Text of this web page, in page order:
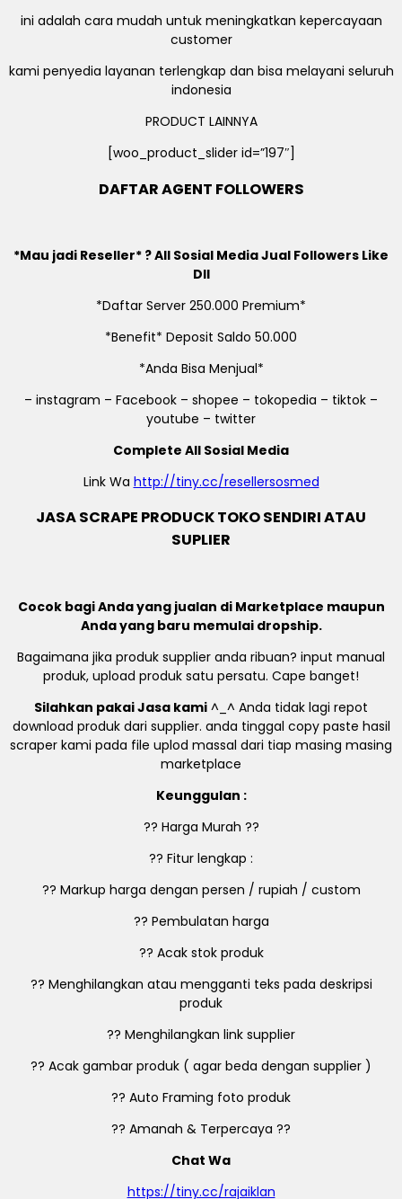
ini adalah cara mudah untuk meningkatkan kepercayaan
customer
kami penyedia layanan terlengkap dan bisa melayani seluruh
indonesia
PRODUCT LAINNYA
[woo_product_slider id=”197″]
DAFTAR AGENT FOLLOWERS
*Mau jadi Reseller* ? All Sosial Media Jual Followers Like
Dll
*Daftar Server 250.000 Premium*
*Benefit* Deposit Saldo 50.000
*Anda Bisa Menjual*
– instagram – Facebook – shopee – tokopedia – tiktok –
youtube – twitter
Complete All Sosial Media
Link Wa http://tiny.cc/resellersosmed
JASA SCRAPE PRODUCK TOKO SENDIRI ATAU
SUPLIER
Cocok bagi Anda yang jualan di Marketplace maupun
Anda yang baru memulai dropship.
Bagaimana jika produk supplier anda ribuan? input manual
produk, upload produk satu persatu. Cape banget!
Silahkan pakai Jasa kami ^_^ Anda tidak lagi repot
download produk dari supplier. anda tinggal copy paste hasil
scraper kami pada file uplod massal dari tiap masing masing
marketplace
Keunggulan :
?? Harga Murah ??
?? Fitur lengkap :
?? Markup harga dengan persen / rupiah / custom
?? Pembulatan harga
?? Acak stok produk
?? Menghilangkan atau mengganti teks pada deskripsi
produk
?? Menghilangkan link supplier
?? Acak gambar produk ( agar beda dengan supplier )
?? Auto Framing foto produk
?? Amanah & Terpercaya ??
Chat Wa
https://tiny.cc/rajaiklan